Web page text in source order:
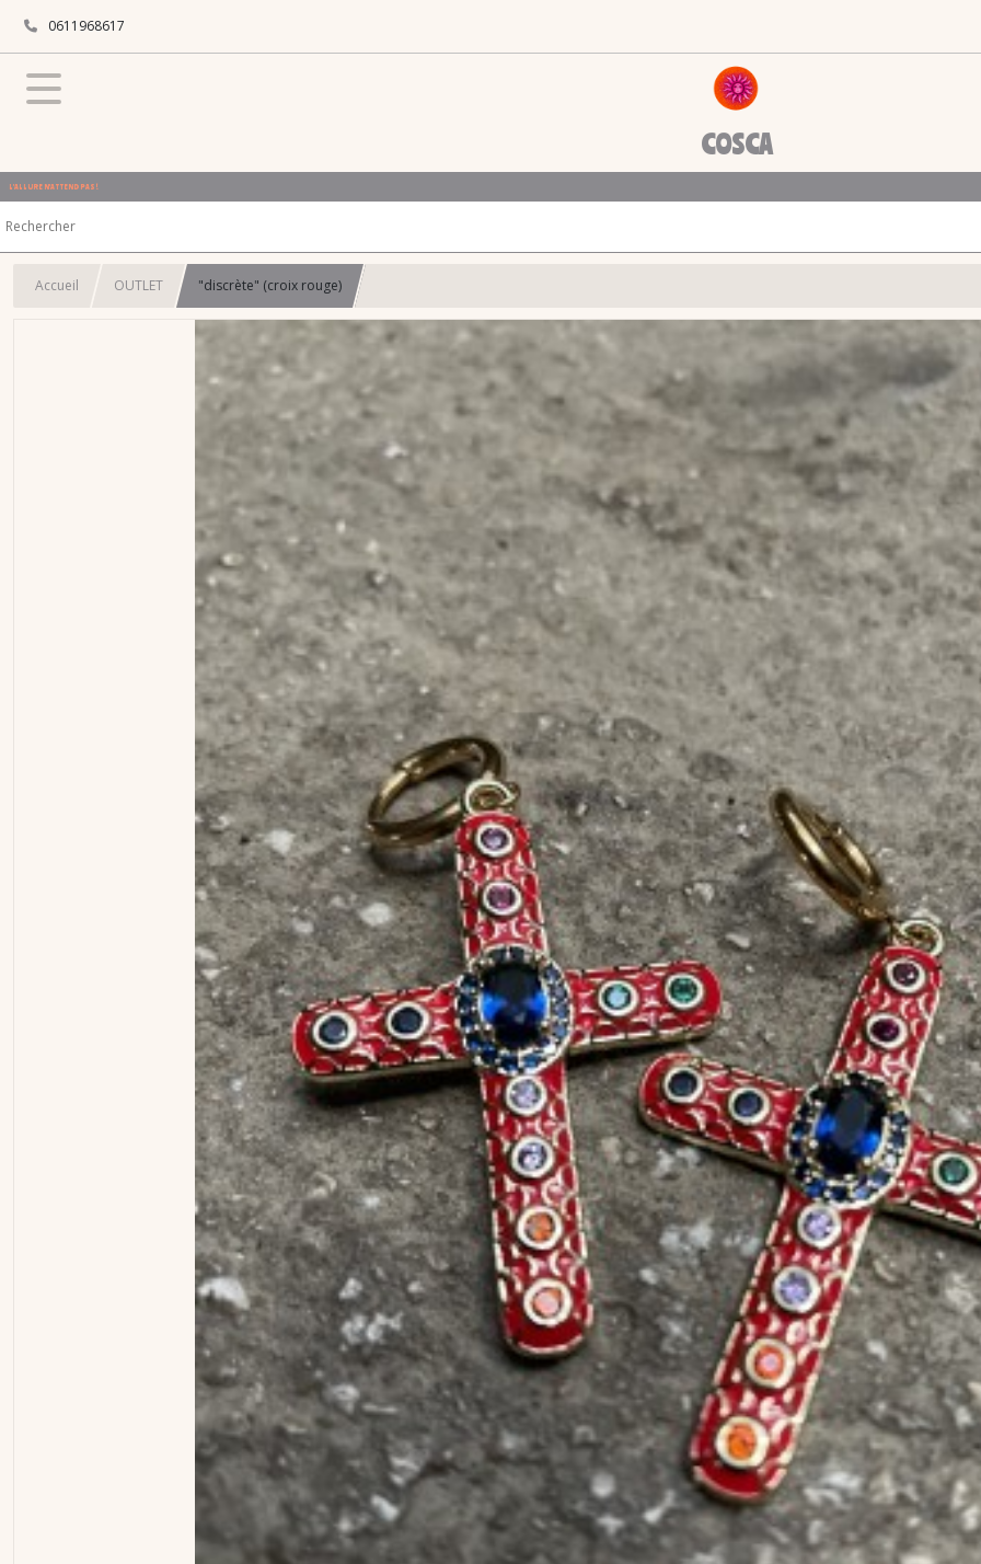
0611968617
COSCA
L'ALLURE N'ATTEND PAS !
Accueil OUTLET "discrète" (croix rouge)